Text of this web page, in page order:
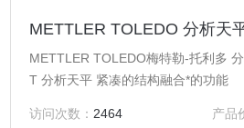
METTLER TOLEDO 分析天
METTLER TOLEDO梅特勒-托利多
T 分析天平 紧凑的结构融合*的功能
访问次数： 2464 产品